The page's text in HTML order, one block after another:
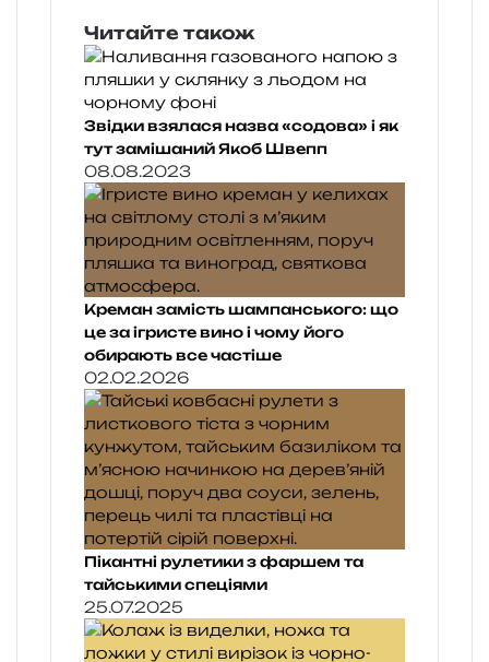
Читайте також
Звідки взялася назва «содова» і як
тут замішаний Якоб Швепп
08.08.2023
Креман замість шампанського: що
це за ігристе вино і чому його
обирають все частіше
02.02.2026
Пікантні рулетики з фаршем та
тайськими спеціями
25.07.2025